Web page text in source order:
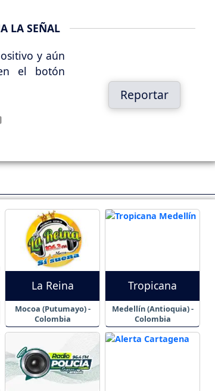
LA SEÑAL
y aún
el botón
Reportar
La Reina
Mocoa (Putumayo) -
Colombia
Tropicana
Medellín (Antioquia) -
Colombia